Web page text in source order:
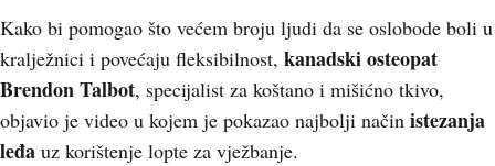
Kako bi pomogao što većem broju ljudi da se oslobode boli u
kralježnici i povećaju fleksibilnost, kanadski osteopat
Brendon Talbot, specijalist za koštano i mišićno tkivo,
objavio je video u kojem je pokazao najbolji način istezanja
leđa uz korištenje lopte za vježbanje.